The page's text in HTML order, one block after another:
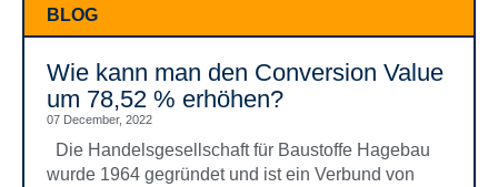
BLOG
Wie kann man den Conversion Value
um 78,52 % erhöhen?
07 December, 2022
Die Handelsgesellschaft für Baustoffe Hagebau
wurde 1964 gegründet und ist ein Verbund von